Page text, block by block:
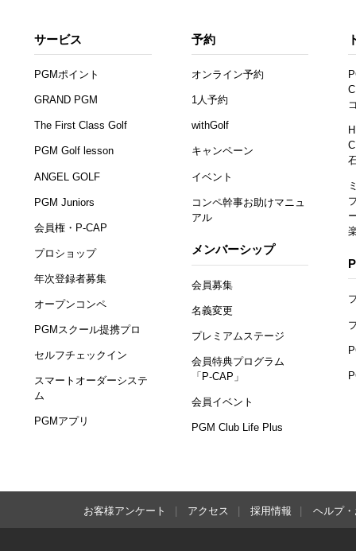
サービス
PGMポイント
GRAND PGM
The First Class Golf
PGM Golf lesson
ANGEL GOLF
PGM Juniors
会員権・P-CAP
プロショップ
年次登録者募集
オープンコンペ
PGMスクール提携プロ
セルフチェックイン
スマートオーダーシステ
ム
PGMアプリ
予約
オンライン予約
1人予約
withGolf
キャンペーン
イベント
コンペ幹事お助けマニュ
アル
メンバーシップ
会員募集
名義変更
プレミアムステージ
会員特典プログラム
「P-CAP」
会員イベント
PGM Club Life Plus
お客様アンケート アクセス 採用情報 ヘルプ